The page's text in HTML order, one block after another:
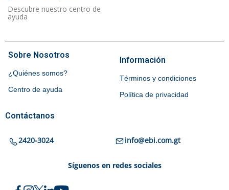
Descubre nuestro centro de
ayuda
Sobre Nosotros
¿Quiénes somos?
Centro de ayuda
Información
Términos y condiciones
Política de privacidad
Contáctanos
2420-3024 info@ebi.com.gt
Síguenos en redes sociales